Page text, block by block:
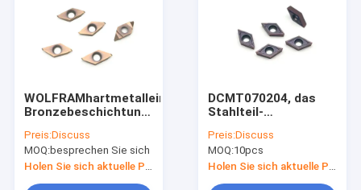
WOLFRAMhartmetalleinsatz-
Bronzebeschichtung
Schneider-
TKFT12RB6000
Drehen
Preis:Discuss
MOQ:besprechen Sie sich
DCMT070204, das
Stahlteil-
körperliche
Beschichtung
verarbeitet
Preis:Discuss
MOQ:10pcs